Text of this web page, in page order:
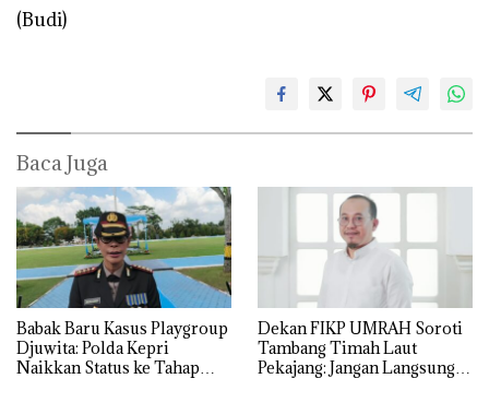
(Budi)
Baca Juga
Babak Baru Kasus Playgroup
Djuwita: Polda Kepri
Naikkan Status ke Tahap
Dekan FIKP UMRAH Soroti
Tambang Timah Laut
Pekajang: Jangan Langsung